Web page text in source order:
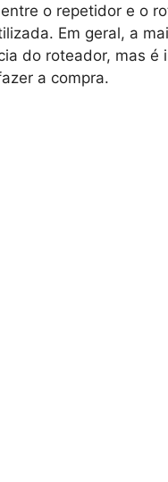
entre o repetidor e o
Em geral, a
do roteador, mas é
a compra.